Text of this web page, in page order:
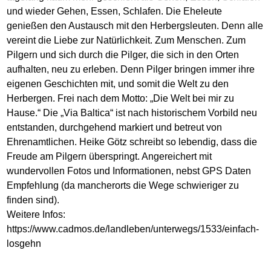
und wieder Gehen, Essen, Schlafen. Die Eheleute
genießen den Austausch mit den Herbergsleuten. Denn alle
vereint die Liebe zur Natürlichkeit. Zum Menschen. Zum
Pilgern und sich durch die Pilger, die sich in den Orten
aufhalten, neu zu erleben. Denn Pilger bringen immer ihre
eigenen Geschichten mit, und somit die Welt zu den
Herbergen. Frei nach dem Motto: „Die Welt bei mir zu
Hause.“ Die „Via Baltica“ ist nach historischem Vorbild neu
entstanden, durchgehend markiert und betreut von
Ehrenamtlichen. Heike Götz schreibt so lebendig, dass die
Freude am Pilgern überspringt. Angereichert mit
wundervollen Fotos und Informationen, nebst GPS Daten
Empfehlung (da mancherorts die Wege schwieriger zu
finden sind).
Weitere Infos:
https://www.cadmos.de/landleben/unterwegs/1533/einfach-
losgehn